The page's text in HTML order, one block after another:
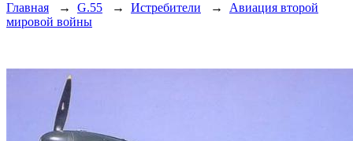
Главная → G.55 → Истребители → Авиация второй
мировой войны